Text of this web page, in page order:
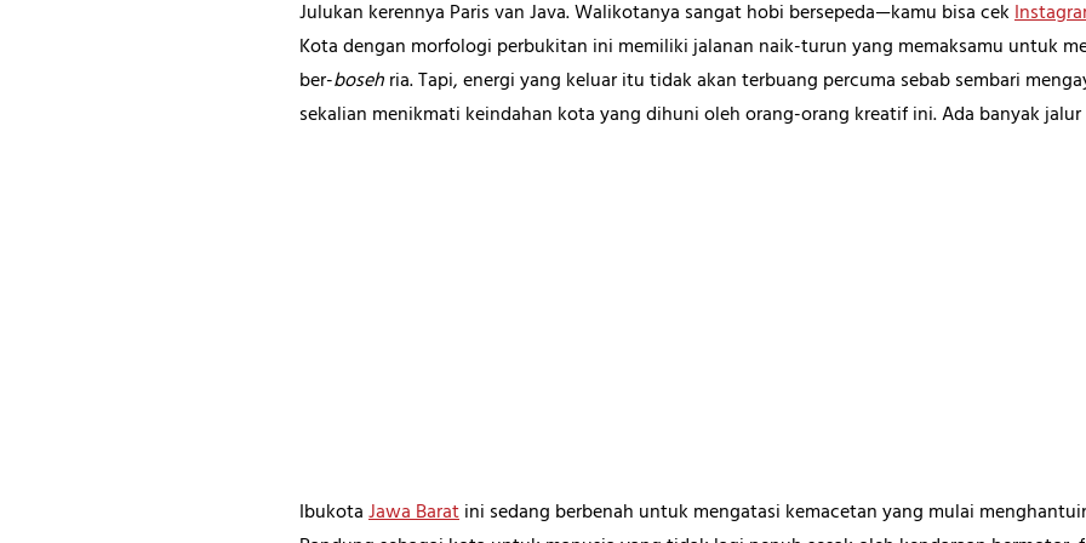
Julukan kerennya Paris van Java. Walikotanya sangat hobi bersepeda—kamu bisa cek
Kota dengan morfologi perbukitan ini memiliki jalanan naik-turun yang memaksamu untuk
ber-bosehria. Tapi, energi yang keluar itu tidak akan terbuang percuma sebab sembari
sekalian menikmati keindahan kota yang dihuni oleh orang-orang kreatif ini. Ada banyak
IbukotaJawa Baratini sedang berbenah untuk mengatasi kemacetan yang mulai